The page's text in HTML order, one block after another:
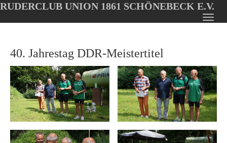
Oops, an error occurred! Code: 202608070714024591d1ba
main
content
RUDERCLUB UNION 1861 SCHÖNEBECK E.V.
40. Jahrestag DDR-Meistertitel